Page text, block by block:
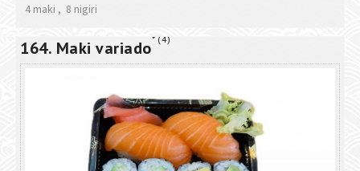
4 maki , 8 nigiri
164. Maki variado 4